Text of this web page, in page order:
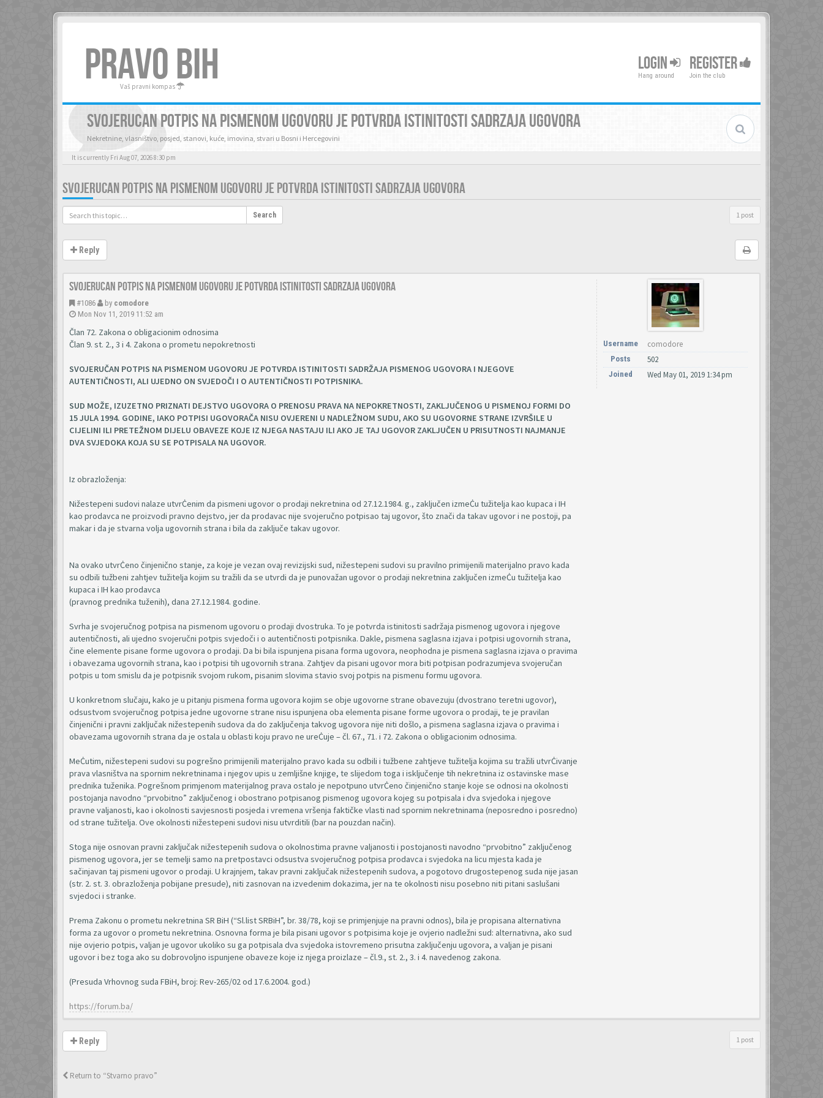
PRAVO BIH
Vaš pravni kompas
LOGIN
Hang around
REGISTER
Join the club
SVOJERUCAN POTPIS NA PISMENOM UGOVORU JE POTVRDA ISTINITOSTI SADRZAJA UGOVORA
Nekretnine, vlasništvo, posjed, stanovi, kuće, imovina, stvari u Bosni i Hercegovini
It is currently Fri Aug 07, 2026 8:30 pm
SVOJERUCAN POTPIS NA PISMENOM UGOVORU JE POTVRDA ISTINITOSTI SADRZAJA UGOVORA
Search 1 post
Reply
Svojerucan potpis na pismenom ugovoru je potvrda istinitosti sadrzaja ugovora
#1086 by comodore
Mon Nov 11, 2019 11:52 am
Član 72. Zakona o obligacionim odnosima
Član 9. st. 2., 3 i 4. Zakona o prometu nepokretnosti
SVOJERUČAN POTPIS NA PISMENOM UGOVORU JE POTVRDA ISTINITOSTI SADRŽAJA PISMENOG UGOVORA I NJEGOVE
AUTENTIČNOSTI, ALI UJEDNO ON SVJEDOČI I O AUTENTIČNOSTI POTPISNIKA.
SUD MOŽE, IZUZETNO PRIZNATI DEJSTVO UGOVORA O PRENOSU PRAVA NA NEPOKRETNOSTI, ZAKLJUČENOG U PISMENOJ FORMI DO
15 JULA 1994. GODINE, IAKO POTPISI UGOVORAČA NISU OVJERENI U NADLEŽNOM SUDU, AKO SU UGOVORNE STRANE IZVRŠILE U
CIJELINI ILI PRETEŽNOM DIJELU OBAVEZE KOJE IZ NJEGA NASTAJU ILI AKO JE TAJ UGOVOR ZAKLJUČEN U PRISUTNOSTI NAJMANJE
DVA SVJEDOKA KOJA SU SE POTPISALA NA UGOVOR.
Iz obrazloženja:
Nižestepeni sudovi nalaze utvrĊenim da pismeni ugovor o prodaji nekretnina od 27.12.1984. g., zaključen izmeĊu tužitelja kao kupaca i IH
kao prodavca ne proizvodi pravno dejstvo, jer da prodavac nije svojeručno potpisao taj ugovor, što znači da takav ugovor i ne postoji, pa
makar i da je stvarna volja ugovornih strana i bila da zaključe takav ugovor.
Na ovako utvrĊeno činjenično stanje, za koje je vezan ovaj revizijski sud, nižestepeni sudovi su pravilno primijenili materijalno pravo kada
su odbili tužbeni zahtjev tužitelja kojim su tražili da se utvrdi da je punovažan ugovor o prodaji nekretnina zaključen izmeĊu tužitelja kao
kupaca i IH kao prodavca
(pravnog prednika tuženih), dana 27.12.1984. godine.
Svrha je svojeručnog potpisa na pismenom ugovoru o prodaji dvostruka. To je potvrda istinitosti sadržaja pismenog ugovora i njegove
autentičnosti, ali ujedno svojeručni potpis svjedoči i o autentičnosti potpisnika. Dakle, pismena saglasna izjava i potpisi ugovornih strana,
čine elemente pisane forme ugovora o prodaji. Da bi bila ispunjena pisana forma ugovora, neophodna je pismena saglasna izjava o pravima
i obavezama ugovornih strana, kao i potpisi tih ugovornih strana. Zahtjev da pisani ugovor mora biti potpisan podrazumjeva svojeručan
potpis u tom smislu da je potpisnik svojom rukom, pisanim slovima stavio svoj potpis na pismenu formu ugovora.
U konkretnom slučaju, kako je u pitanju pismena forma ugovora kojim se obje ugovorne strane obavezuju (dvostrano teretni ugovor),
odsustvom svojeručnog potpisa jedne ugovorne strane nisu ispunjena oba elementa pisane forme ugovora o prodaji, te je pravilan
činjenični i pravni zaključak nižestepenih sudova da do zaključenja takvog ugovora nije niti došlo, a pismena saglasna izjava o pravima i
obavezama ugovornih strana da je ostala u oblasti koju pravo ne ureĊuje – čl. 67., 71. i 72. Zakona o obligacionim odnosima.
MeĊutim, nižestepeni sudovi su pogrešno primijenili materijalno pravo kada su odbili i tužbene zahtjeve tužitelja kojima su tražili utvrĊivanje
prava vlasništva na spornim nekretninama i njegov upis u zemljišne knjige, te slijedom toga i isključenje tih nekretnina iz ostavinske mase
prednika tuženika. Pogrešnom primjenom materijalnog prava ostalo je nepotpuno utvrĊeno činjenično stanje koje se odnosi na okolnosti
postojanja navodno “prvobitno” zaključenog i obostrano potpisanog pismenog ugovora kojeg su potpisala i dva svjedoka i njegove
pravne valjanosti, kao i okolnosti savjesnosti posjeda i vremena vršenja faktičke vlasti nad spornim nekretninama (neposredno i posredno)
od strane tužitelja. Ove okolnosti nižestepeni sudovi nisu utvrditili (bar na pouzdan način).
Stoga nije osnovan pravni zaključak nižestepenih sudova o okolnostima pravne valjanosti i postojanosti navodno “prvobitno” zaključenog
pismenog ugovora, jer se temelji samo na pretpostavci odsustva svojeručnog potpisa prodavca i svjedoka na licu mjesta kada je
sačinjavan taj pismeni ugovor o prodaji. U krajnjem, takav pravni zaključak nižestepenih sudova, a pogotovo drugostepenog suda nije jasan
(str. 2. st. 3. obrazloženja pobijane presude), niti zasnovan na izvedenim dokazima, jer na te okolnosti nisu posebno niti pitani saslušani
svjedoci i stranke.
Prema Zakonu o prometu nekretnina SR BiH (“Sl.list SRBiH”, br. 38/78, koji se primjenjuje na pravni odnos), bila je propisana alternativna
forma za ugovor o prometu nekretnina. Osnovna forma je bila pisani ugovor s potpisima koje je ovjerio nadležni sud: alternativna, ako sud
nije ovjerio potpis, valjan je ugovor ukoliko su ga potpisala dva svjedoka istovremeno prisutna zaključenju ugovora, a valjan je pisani
ugovor i bez toga ako su dobrovoljno ispunjene obaveze koje iz njega proizlaze – čl.9., st. 2., 3. i 4. navedenog zakona.
(Presuda Vrhovnog suda FBiH, broj: Rev-265/02 od 17.6.2004. god.)
https://forum.ba/
Username comodore
Posts 502
Joined Wed May 01, 2019 1:34 pm
Reply 1 post
Return to “Stvarno pravo”